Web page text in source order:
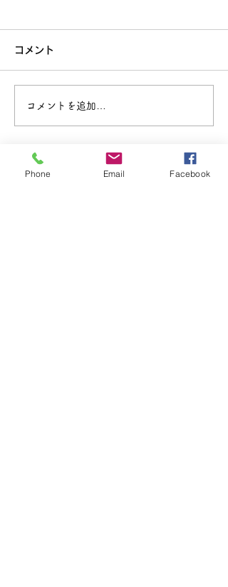
第25回キラキラっとアー
コメント
コメントを追加…
Phone Email Facebook